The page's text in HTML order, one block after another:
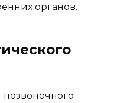
органов.